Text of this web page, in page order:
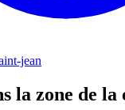
jean
la zone de la